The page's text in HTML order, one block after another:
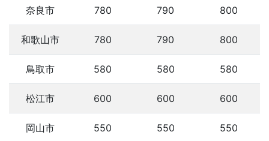
奈良市 780 790 800
和歌山市 780 790 800
鳥取市 580 580 580
松江市 600 600 600
岡山市 550 550 550